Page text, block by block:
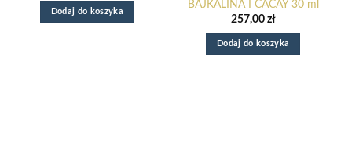
Dodaj do koszyka
BAJKALINA I CACAY 30 ml
257,00 zł
Dodaj do koszyka